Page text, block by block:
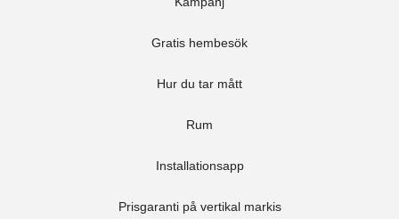
Gratis hembesök
Hur du tar mått
Rum
Installationsapp
Prisgaranti på vertikal markis